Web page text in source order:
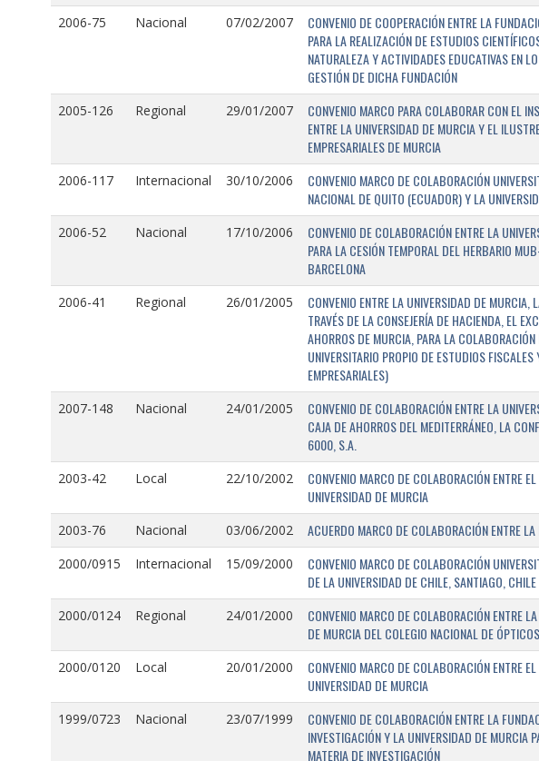
2006-75 Nacional 07/02/2007
CONVENIO DE COOPERACIÓN ENTRE LA
PARA LA REALIZACIÓN DE ESTUDIOS
NATURALEZA Y ACTIVIDADES EDUCATIVAS EN
GESTIÓN DE DICHA FUNDACIÓN
2005-126 Regional 29/01/2007
CONVENIO MARCO PARA COLABORAR CON EL
ENTRE LA UNIVERSIDAD DE MURCIA Y EL
EMPRESARIALES DE MURCIA
2006-117 Internacional 30/10/2006
CONVENIO MARCO DE COLABORACIÓN
NACIONAL DE QUITO (ECUADOR) Y LA
2006-52 Nacional 17/10/2006
CONVENIO DE COLABORACIÓN ENTRE LA
PARA LA CESIÓN TEMPORAL DEL HERBARIO
BARCELONA
2006-41 Regional 26/01/2005
CONVENIO ENTRE LA UNIVERSIDAD DE
TRAVÉS DE LA CONSEJERÍA DE HACIENDA, EL
AHORROS DE MURCIA, PARA LA
UNIVERSITARIO PROPIO DE ESTUDIOS
EMPRESARIALES)
2007-148 Nacional 24/01/2005
CONVENIO DE COLABORACIÓN ENTRE LA
CAJA DE AHORROS DEL MEDITERRÁNEO, LA
6000, S.A.
2003-42 Local 22/10/2002
CONVENIO MARCO DE COLABORACIÓN ENTRE
UNIVERSIDAD DE MURCIA
2003-76 Nacional 03/06/2002 ACUERDO MARCO DE COLABORACIÓN ENTRE
2000/0915 Internacional 15/09/2000
CONVENIO MARCO DE COLABORACIÓN
DE LA UNIVERSIDAD DE CHILE, SANTIAGO,
2000/0124 Regional 24/01/2000
CONVENIO MARCO DE COLABORACIÓN ENTRE
DE MURCIA DEL COLEGIO NACIONAL DE
2000/0120 Local 20/01/2000
CONVENIO MARCO DE COLABORACIÓN ENTRE
UNIVERSIDAD DE MURCIA
1999/0723 Nacional 23/07/1999
CONVENIO DE COLABORACIÓN ENTRE LA
INVESTIGACIÓN Y LA UNIVERSIDAD DE MURCIA
MATERIA DE INVESTIGACIÓN